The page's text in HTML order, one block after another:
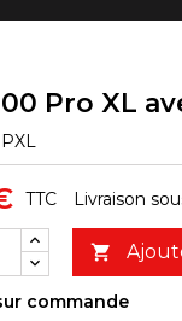
Pro XL
TTC Livraison

commande